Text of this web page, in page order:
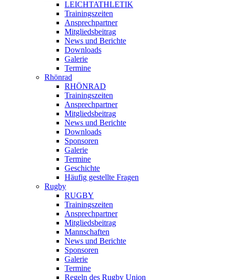
LEICHTATHLETIK
Trainingszeiten
Ansprechpartner
Mitgliedsbeitrag
News und Berichte
Downloads
Galerie
Termine
Rhönrad
RHÖNRAD
Trainingszeiten
Ansprechpartner
Mitgliedsbeitrag
News und Berichte
Downloads
Sponsoren
Galerie
Termine
Geschichte
Häufig gestellte Fragen
Rugby
RUGBY
Trainingszeiten
Ansprechpartner
Mitgliedsbeitrag
Mannschaften
News und Berichte
Sponsoren
Galerie
Termine
Regeln des Rugby Union